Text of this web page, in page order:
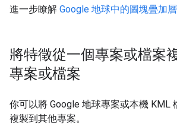
進一步瞭解 Google 地球中的圖塊疊加層
將特徵從一個專案或檔案
專案或檔案
你可以將 Google 地球專案或本機 KML
複製到其他專案。